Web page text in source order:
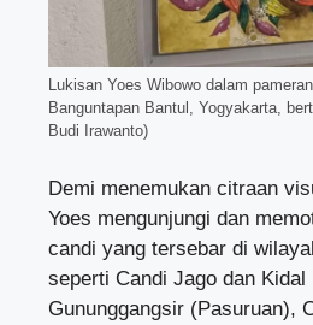
Lukisan Yoes Wibowo dalam
Banguntapan Bantul, Yogyakarta,
Budi Irawanto)
Demi menemukan citraan
Yoes mengunjungi dan
candi yang tersebar di
seperti Candi Jago dan Kidal
Gununggangsir (Pasuruan),